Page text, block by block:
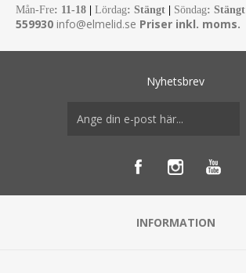
Mån-Fre: 11-18 Lördag: Stängt Söndag: Stängt
559930 info@elmelid.se Priser inkl. moms.
Nyhetsbrev
INFORMATION